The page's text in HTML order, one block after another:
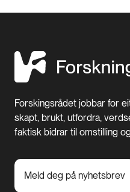
Forskingsrådet jobbar for
skapt, brukt, utfordra,
faktisk bidrar til omstilling
Meld deg på nyhetsbrev